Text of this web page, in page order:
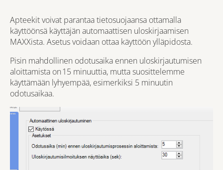
Apteekit voivat parantaa tietosuojaansa ottamalla
käyttöönsä käyttäjän automaattisen uloskirjaamisen
MAXXista. Asetus voidaan ottaa käyttöön ylläpidosta.
Pisin mahdollinen odotusaika ennen uloskirjautumisen
aloittamista on 15 minuuttia, mutta suosittelemme
käyttämään lyhyempää, esimerkiksi 5 minuutin
odotusaikaa.